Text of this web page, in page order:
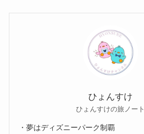
ひょんすけ
ひょんすけの旅ノート
・夢はディズニーパーク制覇